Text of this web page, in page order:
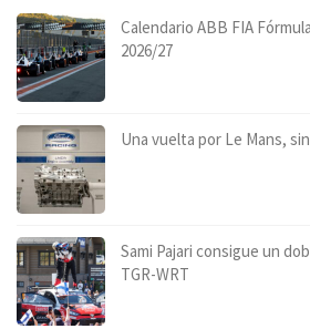
Calendario ABB FIA
2026/27
Una vuelta por Le Mans,
Sami Pajari consigue un
TGR-WRT